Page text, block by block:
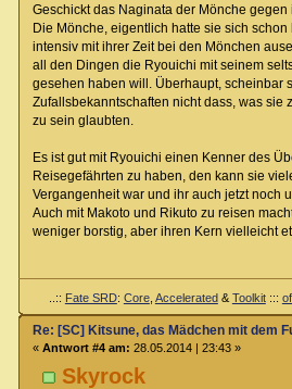
Geschickt das Naginata der Mönche gegen
Die Mönche, eigentlich hatte sie sich
intensiv mit ihrer Zeit bei den Mönchen
all den Dingen die Ryouichi mit seinem
gesehen haben will. Überhaupt, scheinbar
Zufallsbekanntschaften nicht dass, was sie
zu sein glaubten.
Es ist gut mit Ryouichi einen Kenner des
Reisegefährten zu haben, den kann sie
Vergangenheit war und ihr auch jetzt noch
Auch mit Makoto und Rikuto zu reisen
weniger borstig, aber ihren Kern vielleicht
..:: Fate SRD: Core, Accelerated & Toolkit:::
Skyrock
Re: [SC] Kitsune, das Mädchen mit dem
« Antwort #4 am: 28.05.2014 | 23:43 »